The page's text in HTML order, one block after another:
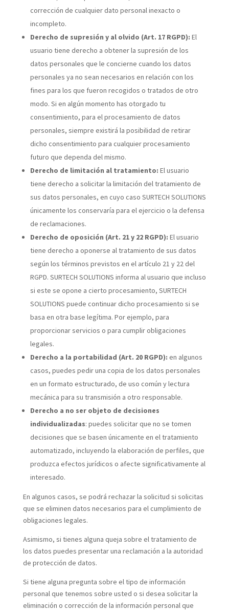
corrección de cualquier dato personal inexacto o
incompleto.
Derecho de supresión y al olvido (Art. 17 RGPD): El
usuario tiene derecho a obtener la supresión de los
datos personales que le concierne cuando los datos
personales ya no sean necesarios en relación con los
fines para los que fueron recogidos o tratados de otro
modo. Si en algún momento has otorgado tu
consentimiento, para el procesamiento de datos
personales, siempre existirá la posibilidad de retirar
dicho consentimiento para cualquier procesamiento
futuro que dependa del mismo.
Derecho de limitación al tratamiento: El usuario
tiene derecho a solicitar la limitación del tratamiento de
sus datos personales, en cuyo caso SURTECH SOLUTIONS
únicamente los conservaría para el ejercicio o la defensa
de reclamaciones.
Derecho de oposición (Art. 21 y 22 RGPD): El usuario
tiene derecho a oponerse al tratamiento de sus datos
según los términos previstos en el artículo 21 y 22 del
RGPD. SURTECH SOLUTIONS informa al usuario que incluso
si este se opone a cierto procesamiento, SURTECH
SOLUTIONS puede continuar dicho procesamiento si se
basa en otra base legítima. Por ejemplo, para
proporcionar servicios o para cumplir obligaciones
legales.
Derecho a la portabilidad (Art. 20 RGPD): en algunos
casos, puedes pedir una copia de los datos personales
en un formato estructurado, de uso común y lectura
mecánica para su transmisión a otro responsable.
Derecho a no ser objeto de decisiones
individualizadas: puedes solicitar que no se tomen
decisiones que se basen únicamente en el tratamiento
automatizado, incluyendo la elaboración de perfiles, que
produzca efectos jurídicos o afecte significativamente al
interesado.
En algunos casos, se podrá rechazar la solicitud si solicitas
que se eliminen datos necesarios para el cumplimiento de
obligaciones legales.
Asimismo, si tienes alguna queja sobre el tratamiento de
los datos puedes presentar una reclamación a la autoridad
de protección de datos.
Si tiene alguna pregunta sobre el tipo de información
personal que tenemos sobre usted o si desea solicitar la
eliminación o corrección de la información personal que